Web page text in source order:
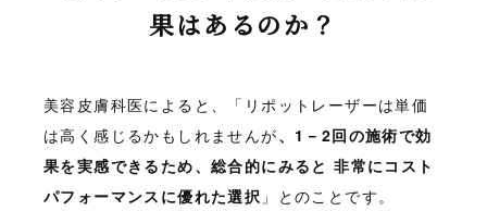
果はあるのか？
美容皮膚科医によると、「リポットレーザーは単価
は高く感じるかもしれませんが、1－2回の施術で効
果を実感できるため、総合的にみると 非常にコスト
パフォーマンスに優れた選択 」とのことです。